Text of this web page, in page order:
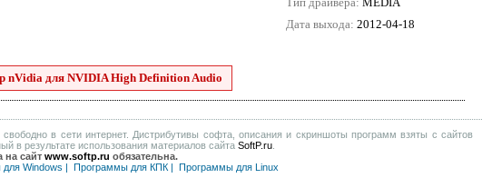
Дата выхода: 2012-04-18
nVidia для NVIDIA High Definition Audio
в сети интернет. Дистрибутивы софта, описания и скриншоты программ взяты с сайтов
в результате использования материалов сайта SoftP.ru
на сайт www.softp.ru обязательна.
Windows | Программы для КПК| Программы для Linux